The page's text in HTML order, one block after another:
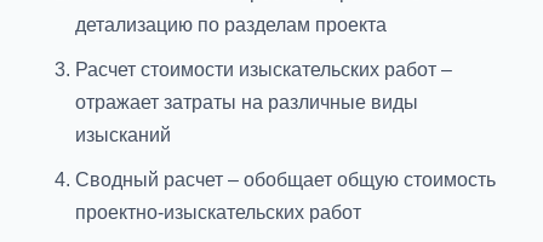
детализацию по разделам проекта
Расчет стоимости изыскательских работ –
отражает затраты на различные виды
изысканий
Сводный расчет – обобщает общую стоимость
проектно-изыскательских работ